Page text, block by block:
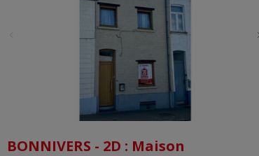
BONNIVERS - 2D : Maison